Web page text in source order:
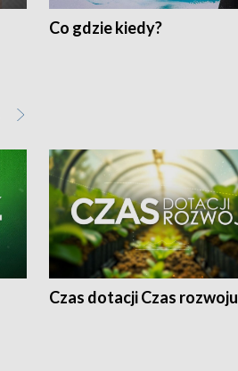
Co gdzie kiedy?
Czas dotacji Czas rozwoju